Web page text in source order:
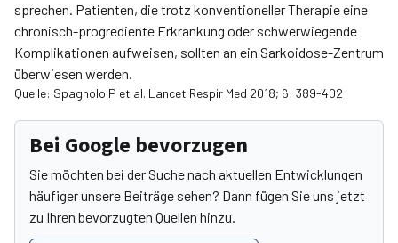
sprechen. Patienten, die trotz konventioneller Therapie eine
chronisch-progrediente Erkrankung oder schwerwiegende
Komplikationen aufweisen, sollten an ein Sarkoidose-Zentrum
überwiesen werden.
Quelle: Spagnolo P et al. Lancet Respir Med 2018; 6: 389-402
Bei Google bevorzugen
Sie möchten bei der Suche nach aktuellen Entwicklungen
häufiger unsere Beiträge sehen? Dann fügen Sie uns jetzt
zu Ihren bevorzugten Quellen hinzu.